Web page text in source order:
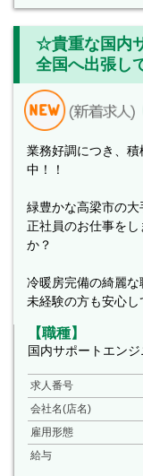
☆貴重な国内
全国へ出張し
業務好調につき、積
中！！
緑豊かな高梁市の大
正社員のお仕事をし
か？
冷暖房完備の綺麗な
未経験の方も安心
【職種】
国内サポートエンジ
求人番号
会社名(店名)
雇用形態
給与